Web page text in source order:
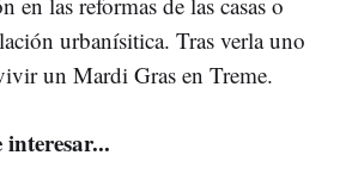
urbanísitica. Tras verla uno
un Mardi Gras en Treme.